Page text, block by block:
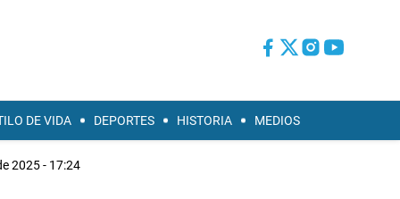
DE VIDA DEPORTES HISTORIA MEDIOS
2025 - 17:24